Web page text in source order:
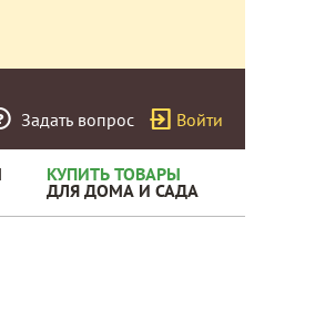
Задать вопрос Войти
КУПИТЬ ТОВАРЫ
ДЛЯ ДОМА И САДА